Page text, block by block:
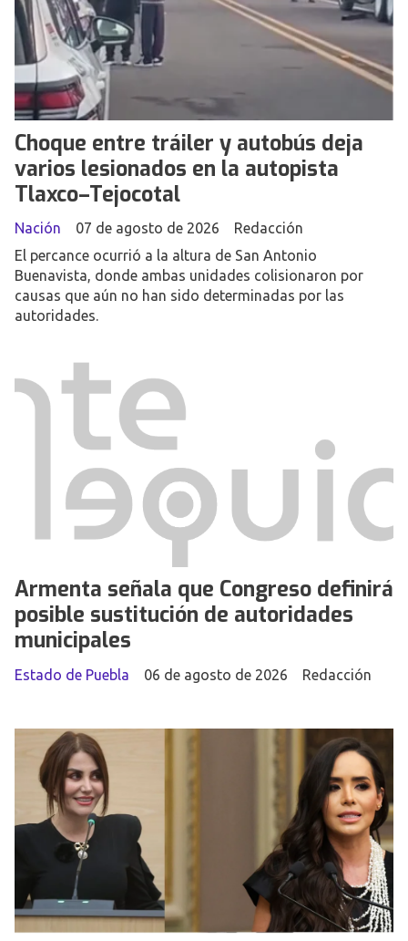
Choque entre tráiler y autobús deja
varios lesionados en la autopista
Tlaxco–Tejocotal
Redacción
Nación
07 de agosto de 2026
El percance ocurrió a la altura de San Antonio
Buenavista, donde ambas unidades colisionaron por
causas que aún no han sido determinadas por las
autoridades.
Armenta señala que Congreso definirá
posible sustitución de autoridades
municipales
Redacción
Estado de Puebla 06 de agosto de 2026